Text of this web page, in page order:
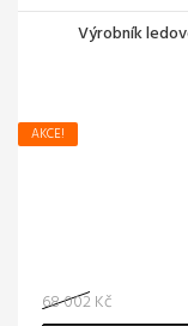
Výrobník
AKCE!
68 002 Kč